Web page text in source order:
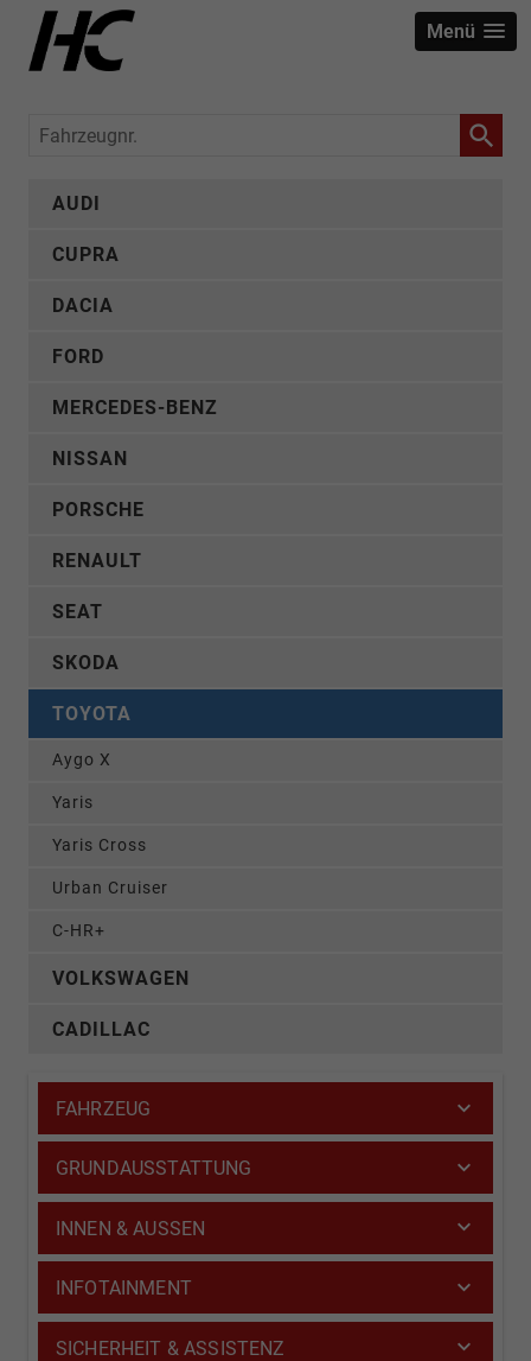
Menü
Fahrzeugnr.
AUDI
CUPRA
DACIA
FORD
MERCEDES-BENZ
NISSAN
PORSCHE
RENAULT
SEAT
SKODA
TOYOTA
Aygo X
Yaris
Yaris Cross
Urban Cruiser
C-HR+
VOLKSWAGEN
CADILLAC
FAHRZEUG
GRUNDAUSSTATTUNG
INNEN & AUSSEN
INFOTAINMENT
SICHERHEIT & ASSISTENZ